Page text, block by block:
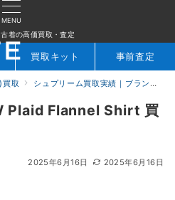
MENU
着の高価買取・査定
買取キット 事前査定
取 シュプリーム買取実績｜ブランド専門店LIFE
Plaid Flannel Shirt 買
2025年6月16日 2025年6月16日